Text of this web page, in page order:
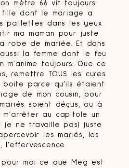
mètre 66 vit toujours
dont le mariage a
paillettes dans les yeux.
ma maman pour juste
robe de mariée. Et dans
la femme dont le feu
m’anime toujours. Que ce
remettre TOUS les cures
boite parce qu’ils étaient
de mon cousin, pour
soient déçus, ou à
m’arrêter au capitole un
je ne travaille pas) juste
les mariés, les
l’effervescence.
pour moi ce que Meg est